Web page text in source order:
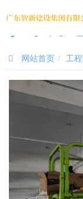
尊时凯
网站首页 工